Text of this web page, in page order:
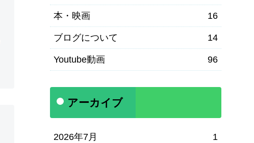
本・映画 16
ブログについて 14
Youtube動画 96
アーカイブ
2026年7月 1